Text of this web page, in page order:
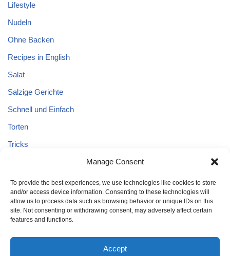
Manage Consent
To provide the best experiences, we use technologies like cookies to store
and/or access device information. Consenting to these technologies will
allow us to process data such as browsing behavior or unique IDs on this
site. Not consenting or withdrawing consent, may adversely affect certain
features and functions.
Accept
Lifestyle
Nudeln
Ohne Backen
Recipes in English
Salat
Salzige Gerichte
Schnell und Einfach
Torten
Tricks
Uncategorized
Vegane Kuchen